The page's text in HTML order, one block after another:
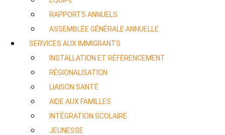
RAPPORTS ANNUELS
ASSEMBLÉE GÉNÉRALE ANNUELLE
SERVICES AUX IMMIGRANTS
INSTALLATION ET RÉFÉRENCEMENT
RÉGIONALISATION
LIAISON SANTÉ
AIDE AUX FAMILLES
INTÉGRATION SCOLAIRE
JEUNESSE